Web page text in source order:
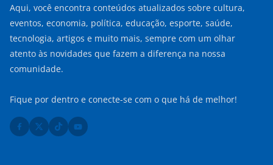
Aqui, você encontra conteúdos atualizados sobre cultura,
eventos, economia, política, educação, esporte, saúde,
tecnologia, artigos e muito mais, sempre com um olhar
atento às novidades que fazem a diferença na nossa
comunidade.
Fique por dentro e conecte-se com o que há de melhor!